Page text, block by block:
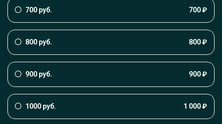
700 руб. 700 ₽
800 руб. 800 ₽
900 руб. 900 ₽
1000 руб. 1 000 ₽